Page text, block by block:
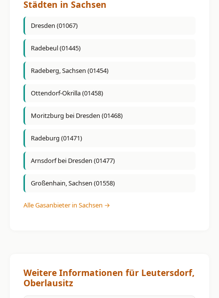
Städten in Sachsen
Dresden (01067)
Radebeul (01445)
Radeberg, Sachsen (01454)
Ottendorf-Okrilla (01458)
Moritzburg bei Dresden (01468)
Radeburg (01471)
Arnsdorf bei Dresden (01477)
Großenhain, Sachsen (01558)
Alle Gasanbieter in Sachsen →
Weitere Informationen für Leutersdorf,
Oberlausitz